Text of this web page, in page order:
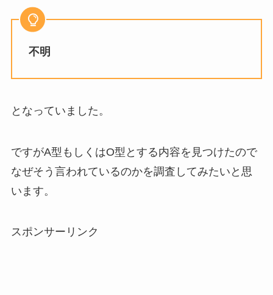
不明
となっていました。
ですがA型もしくはO型とする内容を見つけたので
なぜそう言われているのかを調査してみたいと思
います。
スポンサーリンク